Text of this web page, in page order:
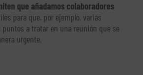
que añadamos colaboradores
para que, por ejemplo, varias
puntos a tratar en una reunión que se
urgente.